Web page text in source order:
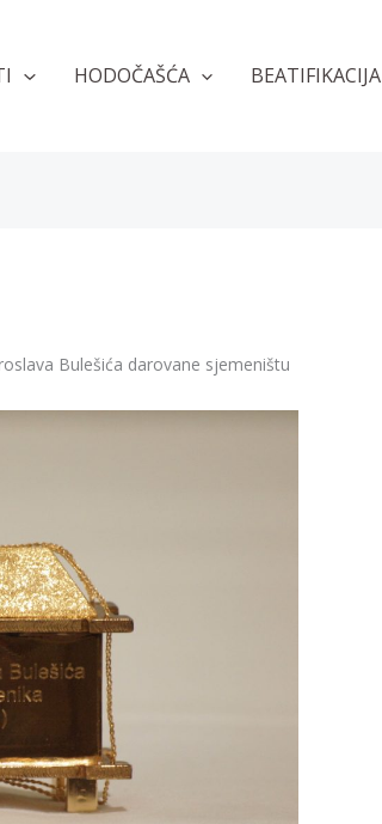
HODOČAŠĆA BEATIFIKACIJA
Bulešića darovane sjemeništu